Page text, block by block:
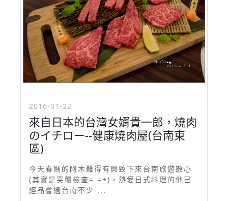
2016-01-22
來自日本的台灣女婿貴一郎，燒肉
のイチロー--健康燒肉屋(台南東
區)
今天春媽的阿木難得有興致下來台南旅遊散心
(其實是突襲檢查= =+)，熱愛日式料理的他已
經品嘗過台南不少 ...